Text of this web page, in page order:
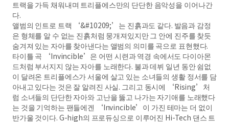
트랙을 가득 채워내며 트리플에스만의 단단한 음악성을 이어나간
다.
앨범의 인트로 트랙 ‘&#10209;’는 진흙과도 같다. 발음과 감정
은 형체를 알 수 없는 진흙처럼 뭉개져있지만 그 안에 진주를 찾듯
숨겨져 있는 자아를 찾아낸다는 앨범의 의미를 곡으로 표현했다.
타이틀 곡 ‘Invincible’은 어떤 시련과 역경 속에서도 다이아몬
드처럼 부서지지 않는 자아를 노래한다. 불과 데뷔 일년 동안 쉼없
이 달려온 트리플에스가 서울에 살고 있는 소녀들의 생활 정서를 담
아내고 있다는 것은 잘 알려진 사실. 그리고 동시에 ‘Rising’처
럼 소녀들의 단단한 자아와 고난을 뚫고 나가는 자기애를 노래했다
는 것을 기억하는 팬들에겐 ‘Invincible’이 가진 테마는 더 없이
반가울 것이다. G-high의 프로듀싱으로 이루어진 Hi-Tech 댄스 트